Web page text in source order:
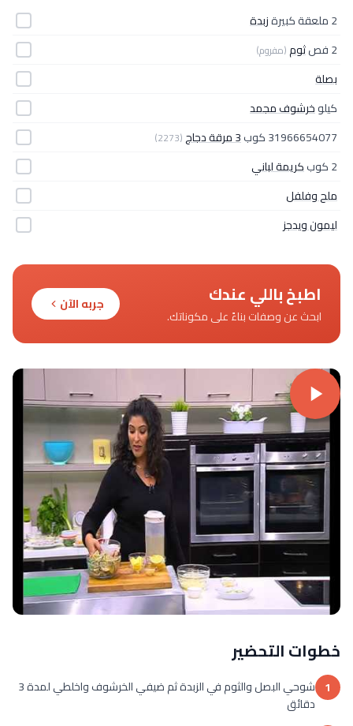
2 ملعقة كبيرة
زبدة
2 فص
ثوم(مفروم)
بصلة
كيلوخرشوف مجمد
31966654077 كوب
3 مرقة دجاج (2273)
2 كوب
كريمة لباني
ملح وفلفل
ليمون ويدجز
اطبخ باللي عندك
ابحث عن وصفات بناءً على مكوناتك.
جربه الآن
خطوات التحضير
1
شوحي البصل والثوم في الزبدة ثم ضيفي الخرشوف واخلطي لمدة 3
دقائق